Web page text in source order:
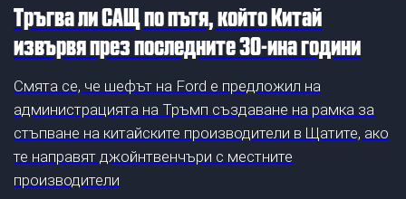
Тръгва ли САЩ по пътя, който Китай
извървя през последните 30-ина години
Смята се, че шефът на Ford е предложил на
администрацията на Тръмп създаване на рамка за
стъпване на китайските производители в Щатите, ако
те направят джойнтвенчъри с местните
производители